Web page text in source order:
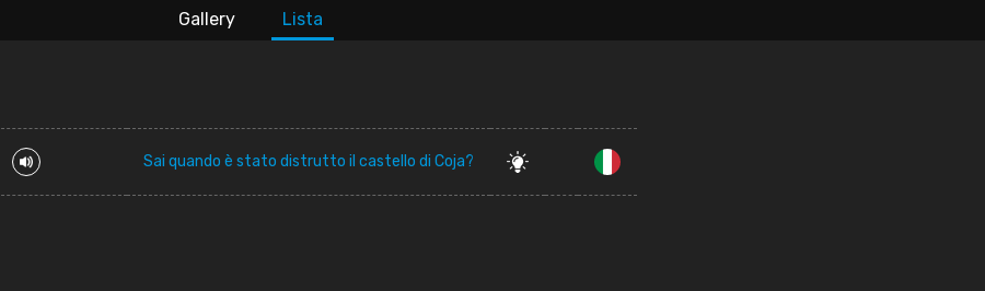
Gallery Lista
Sai quando è stato distrutto il castello di Coja?